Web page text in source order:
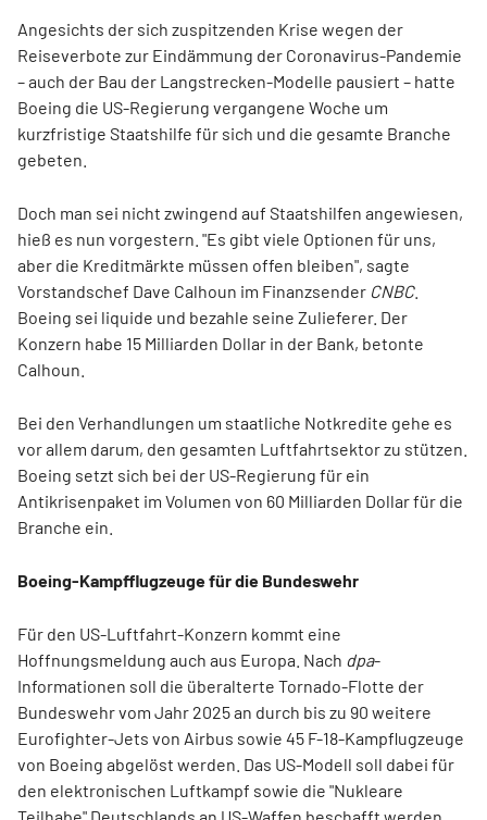
Angesichts der sich zuspitzenden Krise wegen der
Reiseverbote zur Eindämmung der Coronavirus-Pandemie
– auch der Bau der Langstrecken-Modelle pausiert – hatte
Boeing die US-Regierung vergangene Woche um
kurzfristige Staatshilfe für sich und die gesamte Branche
gebeten.
Doch man sei nicht zwingend auf Staatshilfen angewiesen,
hieß es nun vorgestern. "Es gibt viele Optionen für uns,
aber die Kreditmärkte müssen offen bleiben", sagte
Vorstandschef Dave Calhoun im Finanzsender CNBC.
Boeing sei liquide und bezahle seine Zulieferer. Der
Konzern habe 15 Milliarden Dollar in der Bank, betonte
Calhoun.
Bei den Verhandlungen um staatliche Notkredite gehe es
vor allem darum, den gesamten Luftfahrtsektor zu stützen.
Boeing setzt sich bei der US-Regierung für ein
Antikrisenpaket im Volumen von 60 Milliarden Dollar für die
Branche ein.
Boeing-Kampfflugzeuge für die Bundeswehr
Für den US-Luftfahrt-Konzern kommt eine
Hoffnungsmeldung auch aus Europa. Nach dpa-
Informationen soll die überalterte Tornado-Flotte der
Bundeswehr vom Jahr 2025 an durch bis zu 90 weitere
Eurofighter-Jets von Airbus sowie 45 F-18-Kampflugzeuge
von Boeing abgelöst werden. Das US-Modell soll dabei für
den elektronischen Luftkampf sowie die "Nukleare